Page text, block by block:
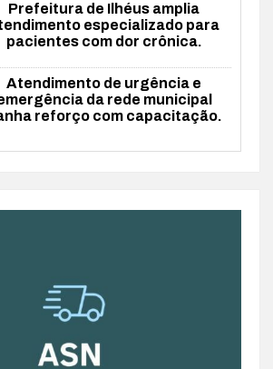
Prefeitura de Ilhéus amplia
especializado para
pacientes com dor crônica.
Atendimento de urgência e
da rede municipal
reforço com capacitação.